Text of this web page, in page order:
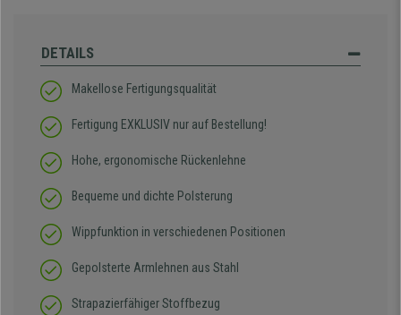
DETAILS
Makellose Fertigungsqualität
Fertigung EXKLUSIV nur auf Bestellung!
Hohe, ergonomische Rückenlehne
Bequeme und dichte Polsterung
Wippfunktion in verschiedenen Positionen
Gepolsterte Armlehnen aus Stahl
Strapazierfähiger Stoffbezug